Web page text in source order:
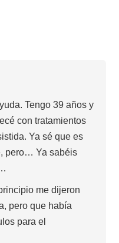
Tengo 39 años y
con tratamientos
Ya sé que es
pero… Ya sabéis
me dijeron
pero que había
para el